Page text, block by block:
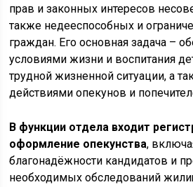
прав и законных интересов
также недееспособных и
граждан. Его основная задача –
условиями жизни и воспитания
трудной жизненной ситуации, а
действиями опекунов и
В функции отдела входит
оформление опекунства,
благонадёжности кандидатов и
необходимых обследований